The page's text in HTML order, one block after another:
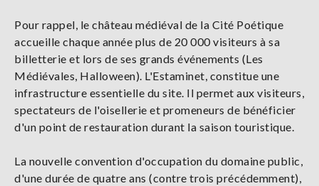
Pour rappel, le château médiéval de la Cité Poétique
accueille chaque année plus de 20 000 visiteurs à sa
billetterie et lors de ses grands événements (Les
Médiévales, Halloween). L'Estaminet, constitue une
infrastructure essentielle du site. Il permet aux visiteurs,
spectateurs de l'oisellerie et promeneurs de bénéficier
d'un point de restauration durant la saison touristique.
La nouvelle convention d'occupation du domaine public,
d'une durée de quatre ans (contre trois précédemment),